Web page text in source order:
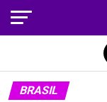
BRASIL